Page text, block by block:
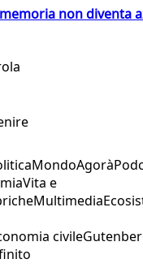
non diventa
MondoAgorà
Vita e
Multimedia
civile